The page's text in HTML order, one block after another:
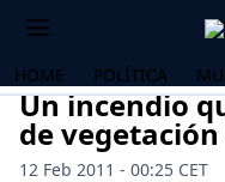
HOME POLÍTICA
Un incendio
de
12 Feb 2011 - 00:25 CET